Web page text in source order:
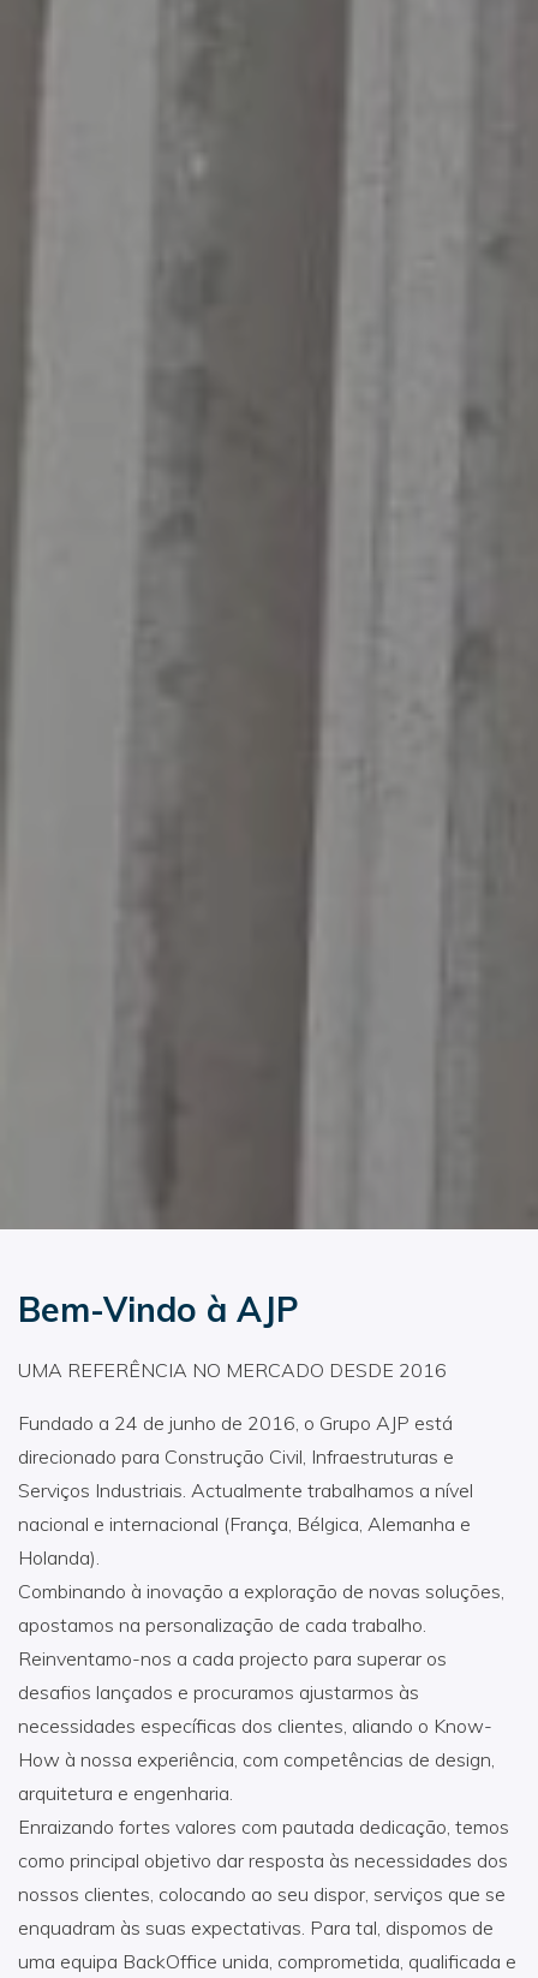
Bem-Vindo à AJP
UMA REFERÊNCIA NO MERCADO DESDE 2016
Fundado a 24 de junho de 2016, o Grupo AJP está
direcionado para Construção Civil, Infraestruturas e
Serviços Industriais. Actualmente trabalhamos a nível
nacional e internacional (França, Bélgica, Alemanha e
Holanda).
Combinando à inovação a exploração de novas soluções,
apostamos na personalização de cada trabalho.
Reinventamo-nos a cada projecto para superar os
desafios lançados e procuramos ajustarmos às
necessidades específicas dos clientes, aliando o Know-
How à nossa experiência, com competências de design,
arquitetura e engenharia.
Enraizando fortes valores com pautada dedicação, temos
como principal objetivo dar resposta às necessidades dos
nossos clientes, colocando ao seu dispor, serviços que se
enquadram às suas expectativas. Para tal, dispomos de
uma equipa BackOffice unida, comprometida, qualificada e